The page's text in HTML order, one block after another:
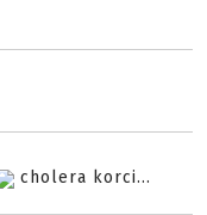
cholera korci...